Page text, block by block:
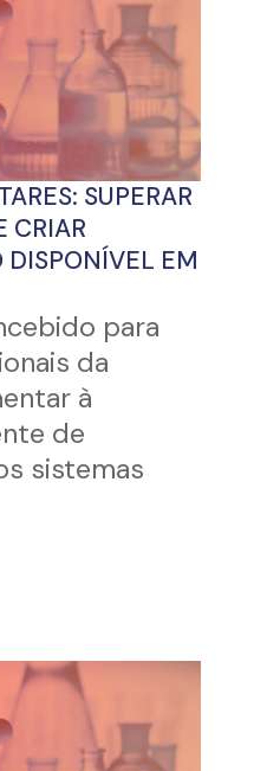
SUPERAR
CRIAR
DISPONÍVEL EM
para
da
à
de
sistemas